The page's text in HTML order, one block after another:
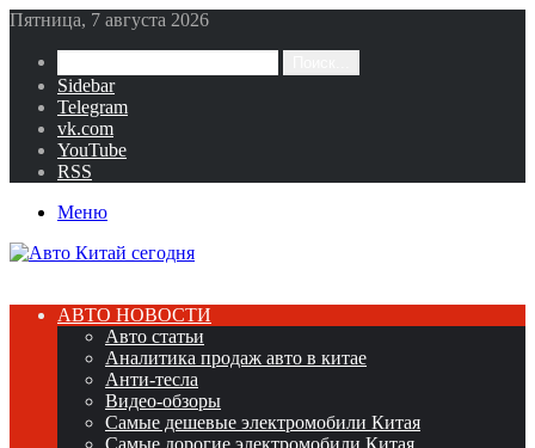
Пятница, 7 августа 2026
Sidebar
Telegram
vk.com
YouTube
RSS
Меню
АВТО НОВОСТИ
Авто статьи
Аналитика продаж авто в китае
Анти-тесла
Видео-обзоры
Самые дешевые электромобили Китая
Самые дорогие электромобили Китая